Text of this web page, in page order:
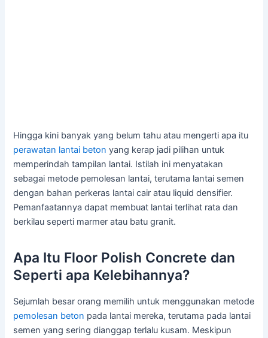
Hingga kini banyak yang belum tahu atau mengerti apa itu
perawatan lantai beton yang kerap jadi pilihan untuk
memperindah tampilan lantai. Istilah ini menyatakan
sebagai metode pemolesan lantai, terutama lantai semen
dengan bahan perkeras lantai cair atau liquid densifier.
Pemanfaatannya dapat membuat lantai terlihat rata dan
berkilau seperti marmer atau batu granit.
Apa Itu Floor Polish Concrete dan
Seperti apa Kelebihannya?
Sejumlah besar orang memilih untuk menggunakan metode
pemolesan beton pada lantai mereka, terutama pada lantai
semen yang sering dianggap terlalu kusam. Meskipun